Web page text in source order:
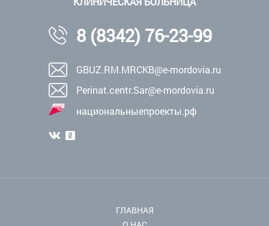
8 (8342) 76-23-99
GBUZ.RM.MRCKB@e-mordovia.ru
Perinat.centr.Sar@e-mordovia.ru
национальныепроекты.рф
ГЛАВНАЯ